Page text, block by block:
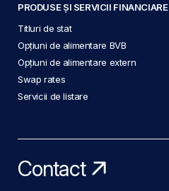
PRODUSE ȘI SERVICII FINANCIARE
Titluri de stat
Opțiuni de alimentare BVB
Opțiuni de alimentare extern
Swap rates
Servicii de listare
Contact